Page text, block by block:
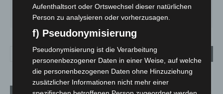
SA.
26°
SO.
34°
MO.
26°
DI.
23°
MI.
Aufenthaltsort oder Ortswechsel dieser natürlichen
Person zu analysieren oder vorherzusagen.
f) Pseudonymisierung
Pseudonymisierung ist die Verarbeitung
personenbezogener Daten in einer Weise, auf welche
die personenbezogenen Daten ohne Hinzuziehung
zusätzlicher Informationen nicht mehr einer